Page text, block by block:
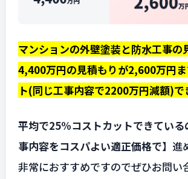
マンションの外壁塗装と防水工事の
4,400万円の見積もりが2,600万円
ト(同じ工事内容で2200万円減額)で
平均で25%コストカットできている
事内容をコスパよい適正価格で】 進
非常におすすめですのでぜひお問い